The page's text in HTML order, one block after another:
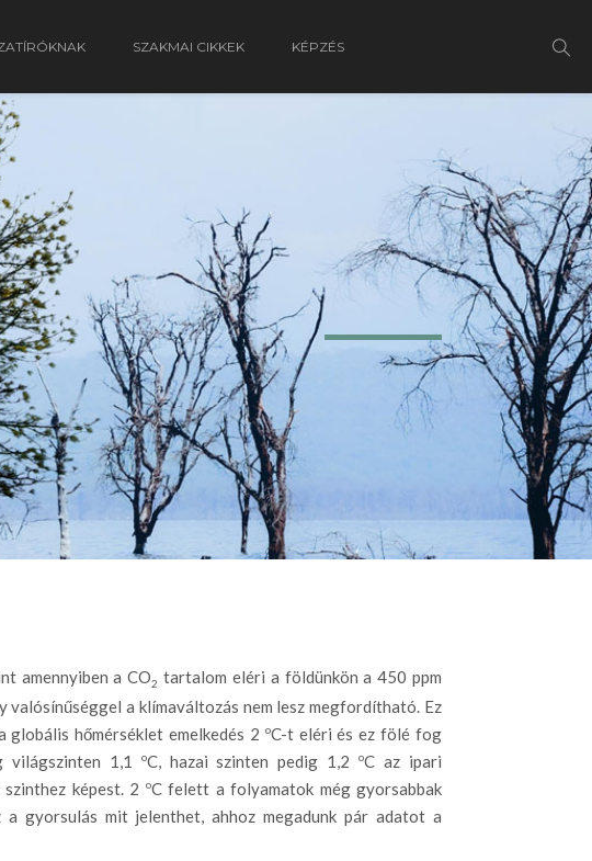
SZAKMAI CIKKEK KÉPZÉS
amennyiben a CO2 tartalom eléri a földünkön a 450 ppm
valósínűséggel a klímaváltozás nem lesz megfordítható. Ez
globális hőmérséklet emelkedés 2 oC-t eléri és ez fölé fog
világszinten 1,1
oC, hazai szinten pedig 1,2oC az ipari
képest. 2 oC felett a folyamatok még gyorsabbak
a gyorsulás mit jelenthet, ahhoz megadunk pár adatot a